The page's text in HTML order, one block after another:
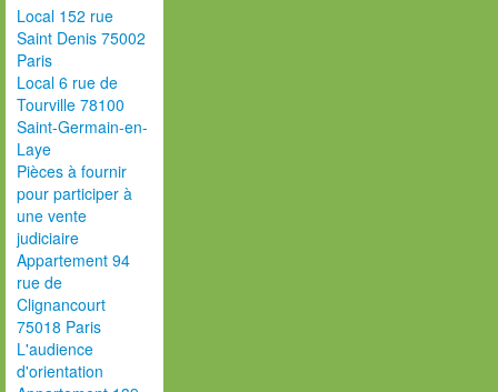
Local 152 rue
Saint Denis 75002
Paris
Local 6 rue de
Tourville 78100
Saint-Germain-en-
Laye
Pièces à fournir
pour participer à
une vente
judiciaire
Appartement 94
rue de
Clignancourt
75018 Paris
L'audience
d'orientation